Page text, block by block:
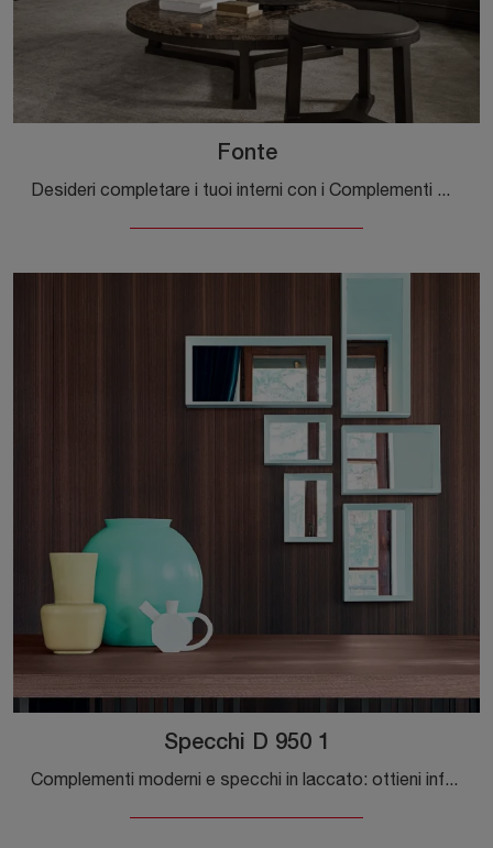
Fonte
Desideri completare i tuoi interni con i Complementi Molteni & C? Ecco qui differenti modelli di tavolini in marmo come Fonte.
Specchi D 950 1
Complementi moderni e specchi in laccato: ottieni informazioni sul modello Specchi D 950 1 di Molteni & C e potrai arricchire i tuoi locali.